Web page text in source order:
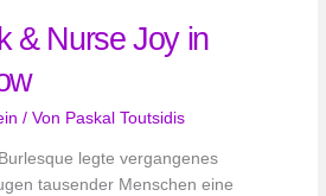
& Nurse Joy in
/ Von Paskal Toutsidis
legte vergangenes
tausender Menschen eine